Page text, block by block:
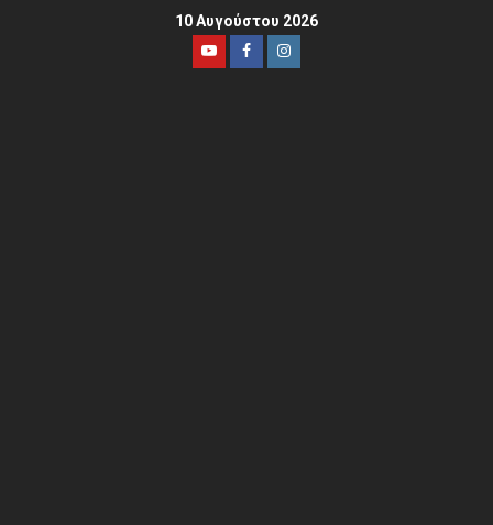
10 Αυγούστου 2026